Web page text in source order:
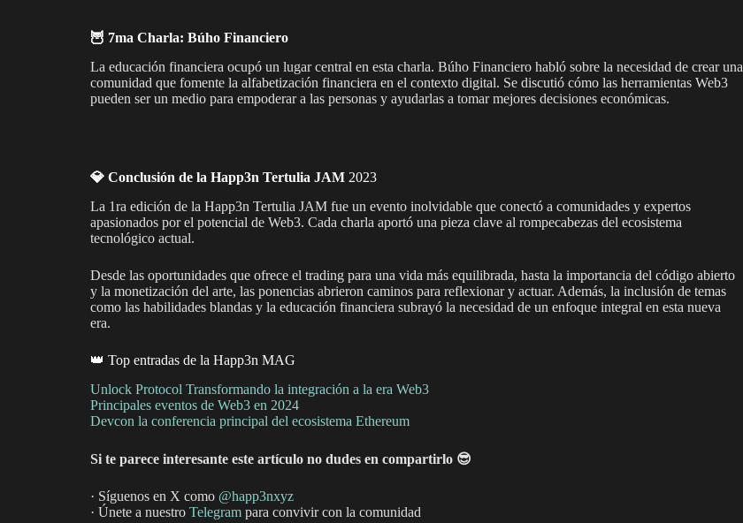
🦉 7ma Charla: Búho Financiero
La educación financiera ocupó un lugar central en esta charla. Búho Financiero habló sobre la necesidad de crear una
comunidad que fomente la alfabetización financiera en el contexto digital. Se discutió cómo las herramientas Web3
pueden ser un medio para empoderar a las personas y ayudarlas a tomar mejores decisiones económicas.
💎 Conclusión de la Happ3n Tertulia JAM 2023
La 1ra edición de la Happ3n Tertulia JAM fue un evento inolvidable que conectó a comunidades y expertos
apasionados por el potencial de Web3. Cada charla aportó una pieza clave al rompecabezas del ecosistema
tecnológico actual.
Desde las oportunidades que ofrece el trading para una vida más equilibrada, hasta la importancia del código abierto
y la monetización del arte, las ponencias abrieron caminos para reflexionar y actuar. Además, la inclusión de temas
como las habilidades blandas y la educación financiera subrayó la necesidad de un enfoque integral en esta nueva
era.
👑 Top entradas de la Happ3n MAG
Unlock Protocol Transformando la integración a la era Web3
Principales eventos de Web3 en 2024
Devcon la conferencia principal del ecosistema Ethereum
Si te parece interesante este artículo no dudes en compartirlo 😎
· Síguenos en X como @happ3nxyz
· Únete a nuestro Telegram para convivir con la comunidad